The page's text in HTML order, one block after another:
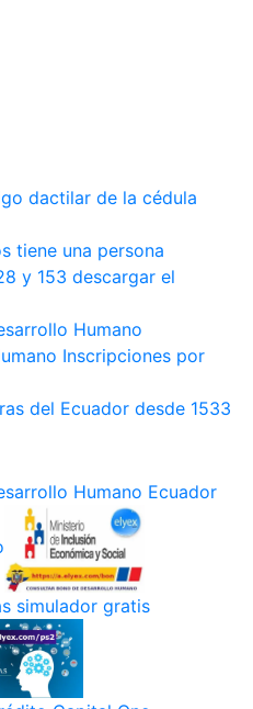
dactilar de la cédula
tiene una persona
y 153 descargar el
Humano
Inscripciones por
del Ecuador desde 1533
Humano Ecuador
simulador gratis